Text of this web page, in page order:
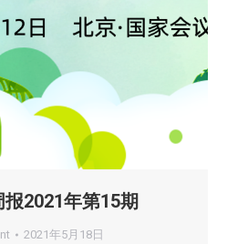
2021年第15期
2021年5月18日